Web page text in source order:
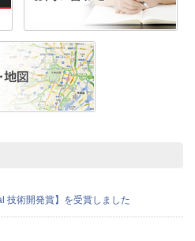
技術開発賞】を受賞しました